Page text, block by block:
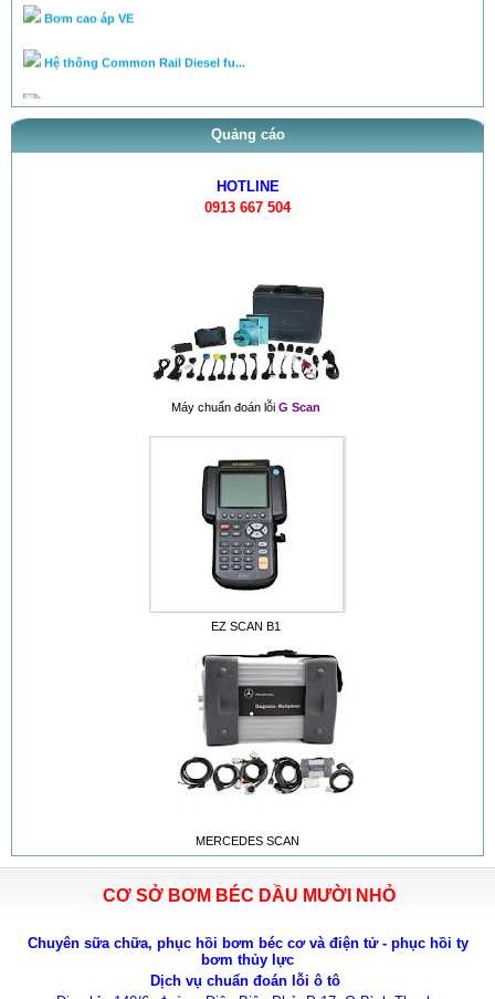
Quảng cáo
HOTLINE
0913 667 504
Máy chuẩn đoán lỗi G Scan
EZ SCAN B1
MERCEDES SCAN
CƠ SỞ BƠM BÉC DẦU MƯỜI NHỎ
Chuyên sữa chữa, phục hồi bơm béc cơ và điện tử - phục hồi ty
bơm thủy lực
Dịch vụ chuẩn đoán lỗi ô tô